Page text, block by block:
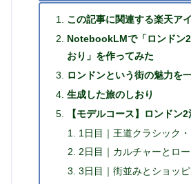
この記事に関連する楽天ア
NotebookLMで「ロンドン
おり」を作ってみた
ロンドンという街の魅力を
生成した旅のしおり
【モデルコース】ロンドン
1日目｜王道クラシック
2日目｜カルチャーとロ
3日目｜街並みとショッ